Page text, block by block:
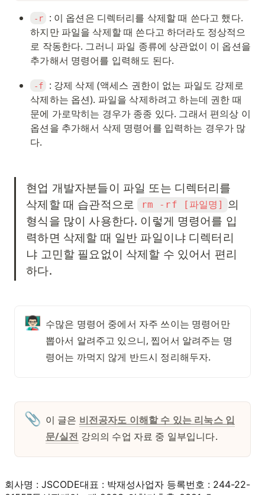
-r
: 이 옵션은 디렉터리를 삭제할 때 쓴다고 했다.
하지만 파일을 삭제할 때 쓴다고 하더라도 정상적으
로 작동한다. 그러니 파일 종류에 상관없이 이 옵션을
추가해서 명령어를 입력해도 된다.
-f
: 강제 삭제 (액세스 권한이 없는 파일도 강제로
삭제하는 옵션). 파일을 삭제하려고 하는데 권한 때
문에 가로막히는 경우가 종종 있다. 그래서 편의상 이
옵션을 추가해서 삭제 명령어를 입력하는 경우가 많
다.
현업 개발자분들이 파일 또는 디렉터리를
삭제할 때 습관적으로
rm -rf [파일명]
의
형식을 많이 사용한다. 이렇게 명령어를 입
력하면 삭제할 때 일반 파일이냐 디렉터리
냐 고민할 필요없이 삭제할 수 있어서 편리
하다.
👨🏻‍🏫 수많은 명령어 중에서 자주 쓰이는 명령어만
뽑아서 알려주고 있으니, 찝어서 알려주는 명
령어는 까먹지 않게 반드시 정리해두자.
📎 이 글은 비전공자도 이해할 수 있는 리눅스 입
문/실전 강의의 수업 자료 중 일부입니다.
회사명 : JSCODE대표 : 박재성사업자 등록번호 : 244-22-